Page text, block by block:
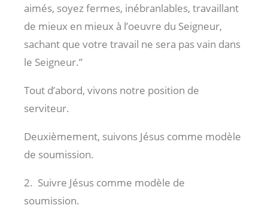
aimés, soyez fermes, inébranlables, travaillant
de mieux en mieux à l’oeuvre du Seigneur,
sachant que votre travail ne sera pas vain dans
le Seigneur.”
Tout d’abord, vivons notre position de
serviteur.
Deuxièmement, suivons Jésus comme modèle
de soumission.
2. Suivre Jésus comme modèle de
soumission.